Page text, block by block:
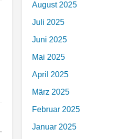
August 2025
Juli 2025
Juni 2025
Mai 2025
April 2025
März 2025
Februar 2025
Januar 2025